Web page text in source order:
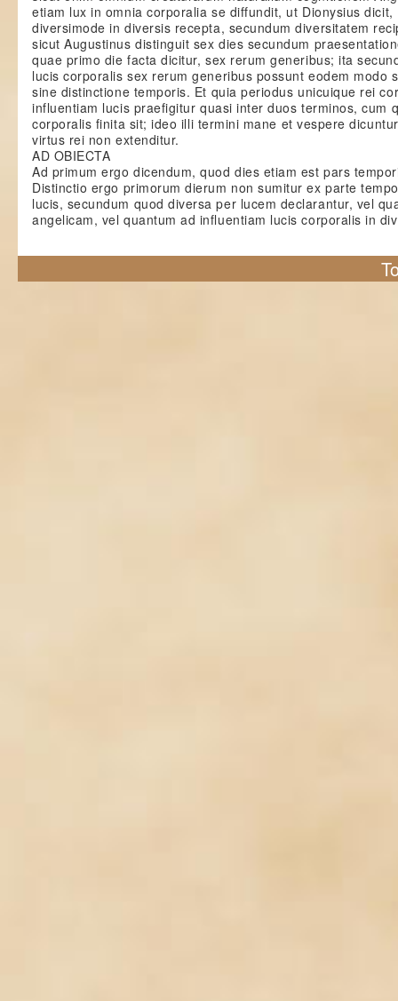
etiam lux in omnia corporalia se diffundit, ut Dionysius dicit,
diversimode in diversis recepta, secundum diversitatem
sicut Augustinus distinguit sex dies secundum
quae primo die facta dicitur, sex rerum generibus; ita
lucis corporalis sex rerum generibus possunt eodem modo
sine distinctione temporis. Et quia periodus unicuique rei
influentiam lucis praefigitur quasi inter duos terminos, cum
corporalis finita sit; ideo illi termini mane et vespere
virtus rei non extenditur.
AD OBIECTA
Ad primum ergo dicendum, quod dies etiam est pars
Distinctio ergo primorum dierum non sumitur ex parte
lucis, secundum quod diversa per lucem declarantur, vel
angelicam, vel quantum ad influentiam lucis corporalis in